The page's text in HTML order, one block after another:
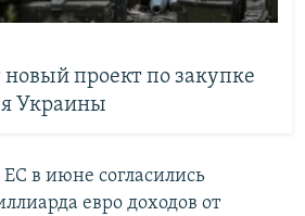
новый проект по закупке
Украины
в июне согласились
евро доходов от